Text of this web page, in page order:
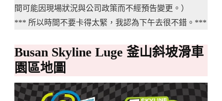
間可能因現場狀況與公司政策而不經預告變更。）
*** 所以時間不要卡得太緊，我認為下午去很不錯。***
Busan Skyline Luge 釜山斜坡滑車
園區地圖